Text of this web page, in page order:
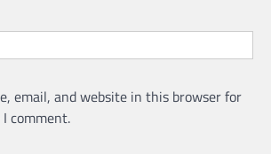
email, and website in this browser for
comment.